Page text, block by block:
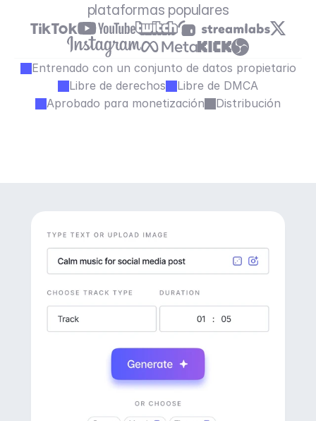
plataformas populares
Entrenado con un conjunto de datos propietario
Libre de derechos
Libre de DMCA
Aprobado para monetización
Distribución